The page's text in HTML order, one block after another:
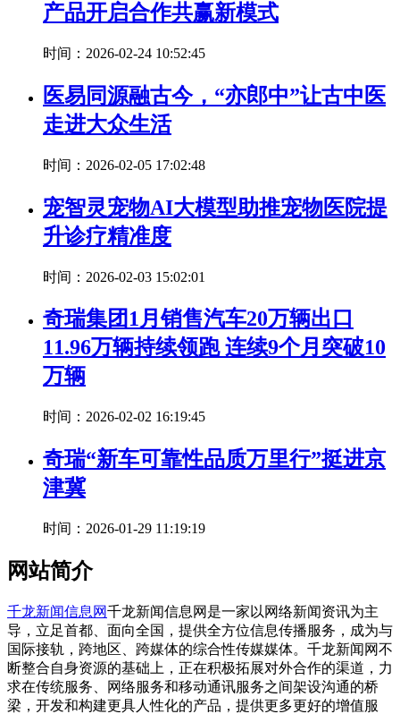
产品开启合作共赢新模式
时间：2026-02-24 10:52:45
医易同源融古今，“亦郎中”让古中医
走进大众生活
时间：2026-02-05 17:02:48
宠智灵宠物AI大模型助推宠物医院提
升诊疗精准度
时间：2026-02-03 15:02:01
奇瑞集团1月销售汽车20万辆出口
11.96万辆持续领跑 连续9个月突破10
万辆
时间：2026-02-02 16:19:45
奇瑞“新车可靠性品质万里行”挺进京
津冀
时间：2026-01-29 11:19:19
网站简介
千龙新闻信息网千龙新闻信息网是一家以网络新闻资讯为主
导，立足首都、面向全国，提供全方位信息传播服务，成为与
国际接轨，跨地区、跨媒体的综合性传媒媒体。千龙新闻网不
断整合自身资源的基础上，正在积极拓展对外合作的渠道，力
求在传统服务、网络服务和移动通讯服务之间架设沟通的桥
梁，开发和构建更具人性化的产品，提供更多更好的增值服